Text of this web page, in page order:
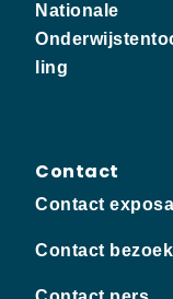
Nationale
ling
Contact
Contact
Contact